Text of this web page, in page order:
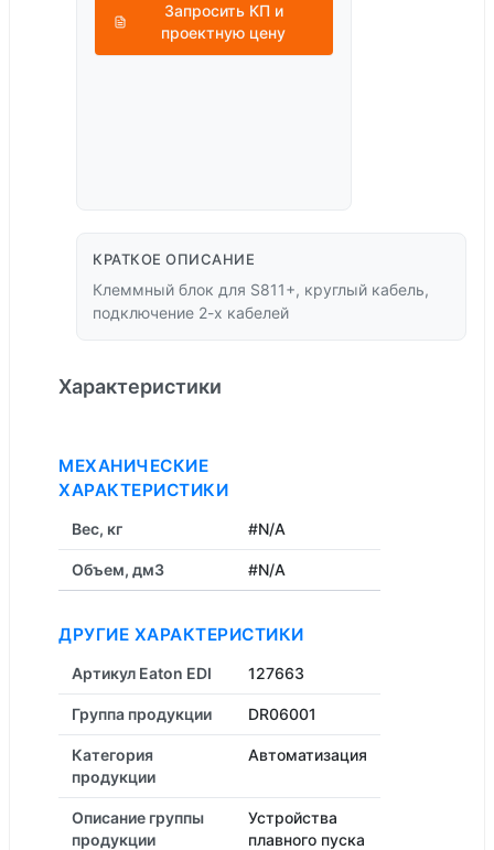
Запросить КП и
проектную цену
КРАТКОЕ ОПИСАНИЕ
Клеммный блок для S811+, круглый кабель,
подключение 2-х кабелей
Характеристики
МЕХАНИЧЕСКИЕ
ХАРАКТЕРИСТИКИ
Вес, кг #N/A
Объем, дм3 #N/A
ДРУГИЕ ХАРАКТЕРИСТИКИ
Артикул Eaton EDI 127663
Группа продукции DR06001
Категория
продукции
Автоматизация
Описание группы
продукции
Устройства
плавного пуска